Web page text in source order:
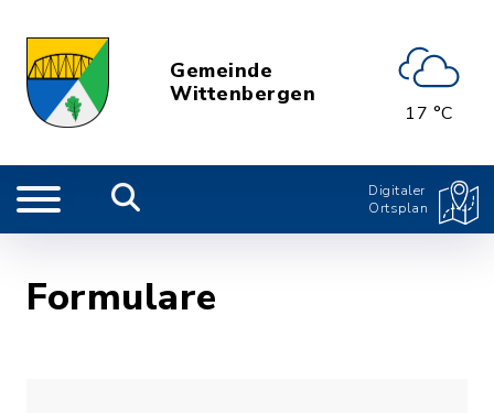
Gemeinde
Wittenbergen
17 °C
Digitaler
Ortsplan
Formulare